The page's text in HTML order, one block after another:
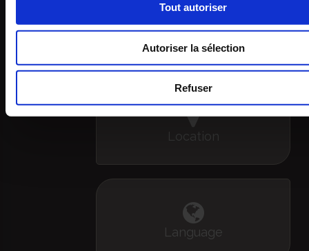
Tout autoriser
Autoriser la sélection
Refuser
+39 0564 933 483
Location
Language